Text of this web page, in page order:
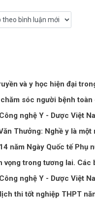
và y học hiện đại
sóc người bệnh toàn
nghệ Y - Dược Việt
Thưởng: Nghề y là
năm Ngày Quốc tế Phụ
vọng trong tương lai. Các
nghệ Y - Dược Việt
thi tốt nghiệp THPT